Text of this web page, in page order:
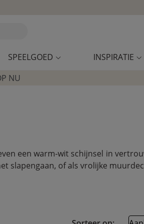
SPEELGOED INSPIRATIE
NU
een warm-wit schijnsel in
slapengaan, of als vrolijke